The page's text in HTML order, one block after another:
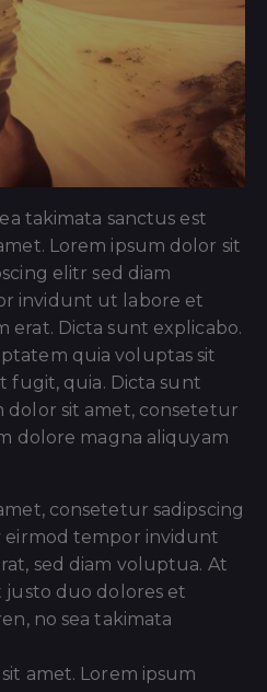
takimata sanctus est
Lorem ipsum dolor sit
elitr sed diam
invidunt ut labore et
erat. Dicta sunt explicabo.
quia voluptas sit
fugit, quia. Dicta sunt
dolor sit amet, consetetur
dolore magna aliquyam
consetetur sadipscing
eirmod tempor invidunt
sed diam voluptua. At
justo duo dolores et
no sea takimata
amet. Lorem ipsum